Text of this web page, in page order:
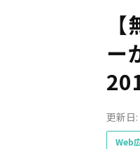
ー
更新日
Web